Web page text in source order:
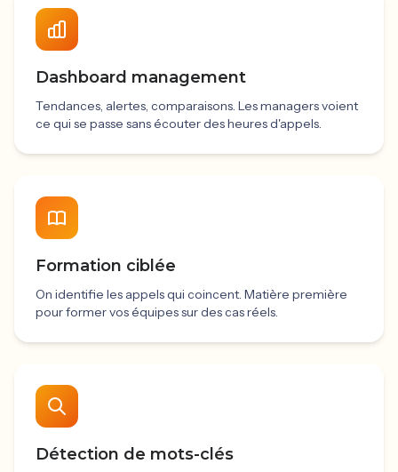
Dashboard management
Tendances, alertes, comparaisons. Les managers voient
ce qui se passe sans écouter des heures d'appels.
Formation ciblée
On identifie les appels qui coincent. Matière première
pour former vos équipes sur des cas réels.
Détection de mots-clés